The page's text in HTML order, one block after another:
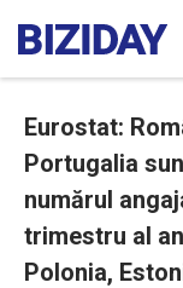
Eurostat:
Portugalia
numărul
trimestru al
Polonia,